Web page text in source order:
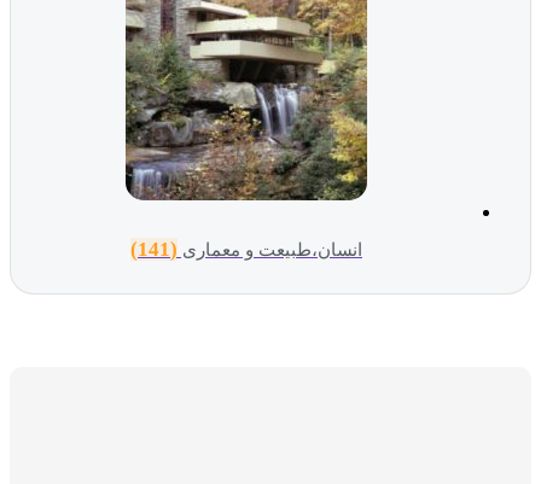
انسان،طبیعت و معماری (141)